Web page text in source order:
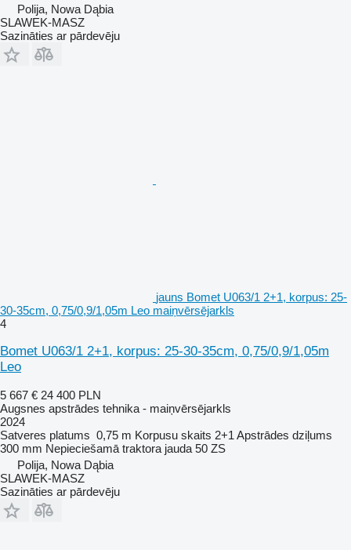
Polija, Nowa Dąbia
SLAWEK-MASZ
Sazināties ar pārdevēju
jauns Bomet U063/1 2+1, korpus: 25-
30-35cm, 0,75/0,9/1,05m Leo maiņvērsējarkls
4
Bomet U063/1 2+1, korpus: 25-30-35cm, 0,75/0,9/1,05m
Leo
5 667 € 24 400 PLN
Augsnes apstrādes tehnika - maiņvērsējarkls
2024
Satveres platums 0,75 m Korpusu skaits 2+1 Apstrādes dziļums
300 mm Nepieciešamā traktora jauda 50 ZS
Polija, Nowa Dąbia
SLAWEK-MASZ
Sazināties ar pārdevēju